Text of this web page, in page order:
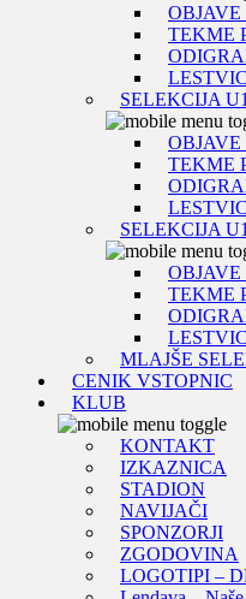
TEKME
SELEKCIJA
TEKME
SELEKCIJA
OBJAVE
TEKME
MLAJŠE
CENIK VSTOPNIC
KLUB
KONTAKT
IZKAZNICA
STADION
NAVIJAČI
SPONZORJI
ZGODOVINA
LOGOTIPI –